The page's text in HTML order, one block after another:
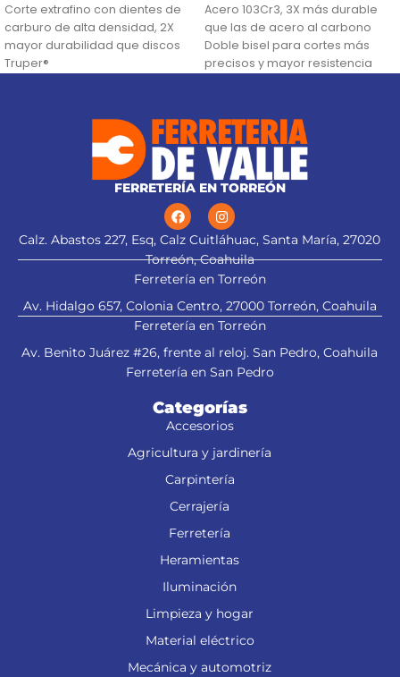
Corte extrafino con dientes de
carburo de alta densidad, 2X
mayor durabilidad que discos
Truper®
proporciona mejor acabado
(TCG) Triple Chip Grind: Dentado
alternado de forma plana y
trapezoidal para cortes limpios
Acero 103Cr3, 3X más durable
que las de acero al carbono
Doble bisel para cortes más
precisos y mayor resistencia
FERRETERÍA EN TORREÓN
Calz. Abastos 227, Esq, Calz Cuitláhuac, Santa María, 27020
Torreón, Coahuila
Ferretería en Torreón
Av. Hidalgo 657, Colonia Centro, 27000 Torreón, Coahuila
Ferretería en Torreón
Av. Benito Juárez #26, frente al reloj. San Pedro, Coahuila
Ferretería en San Pedro
Categorías
Accesorios
Agricultura y jardinería
Carpintería
Cerrajería
Ferretería
Heramientas
Iluminación
Limpieza y hogar
Material eléctrico
Mecánica y automotriz